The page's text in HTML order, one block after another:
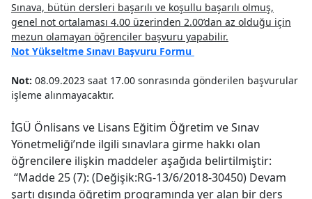
Sınava, bütün dersleri başarılı ve koşullu başarılı olmuş,
genel not ortalaması 4.00 üzerinden 2.00’dan az olduğu için
mezun olamayan öğrenciler başvuru yapabilir.
Not Yükseltme Sınavı Başvuru Formu
Not: 08.09.2023 saat 17.00 sonrasında gönderilen başvurular
işleme alınmayacaktır.
İGÜ Önlisans ve Lisans Eğitim Öğretim ve Sınav
Yönetmeliği’nde ilgili sınavlara girme hakkı olan
öğrencilere ilişkin maddeler aşağıda belirtilmiştir:
“Madde 25 (7): (Değişik:RG-13/6/2018-30450) Devam
şartı dışında öğretim programında yer alan bir ders